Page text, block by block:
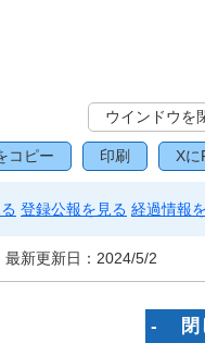
ウインドウを
コピー 印刷 Xに
登録公報を見る 経過情報
最新更新日： 2024/5/2
‐